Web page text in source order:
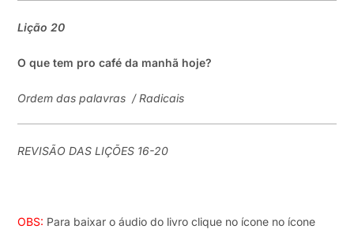
Lição 20
O que tem pro café da manhã hoje?
Ordem das palavras /Radicais
REVISÃO DAS LIÇÕES 16-20
OBS: Para baixar o áudio do livro clique no ícone no ícone